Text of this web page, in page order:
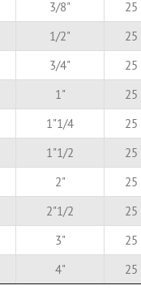
3/8" 25
1/2" 25
3/4" 25
1" 25
1"1/4 25
1"1/2 25
2" 25
2"1/2 25
3" 25
4" 25